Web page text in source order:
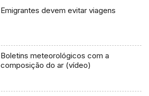
Emigrantes devem evitar viagens
Boletins meteorológicos com a
composição do ar (vídeo)